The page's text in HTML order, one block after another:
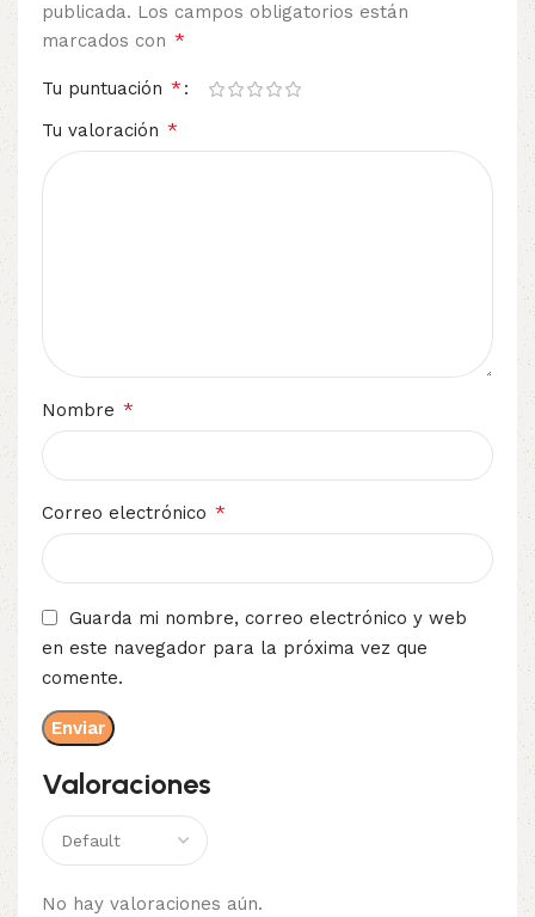
Valoraciones
No hay valoraciones aún.
publicada. Los campos obligatorios están
marcados con *
Tu puntuación *
Tu valoración *
Nombre *
Correo electrónico *
Guarda mi nombre, correo electrónico y web
en este navegador para la próxima vez que
comente.